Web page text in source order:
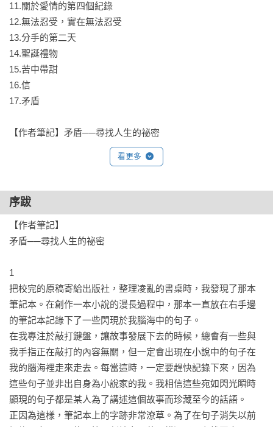
11.關於愛情的第四個紀錄
12.無法忍受，實在無法忍受
13.分手的第二天
14.聖誕禮物
15.苦中帶甜
16.信
17.矛盾
【作者筆記】矛盾──尋找人生的祕密
看更多
序跋
【作者筆記】
矛盾──尋找人生的祕密
1
把校完的原稿寄給出版社，整理凌亂的書桌時，我發現了那本
筆記本。在創作一本小說的漫長過程中，那本一直放在右手邊
的筆記本記錄下了一些閃現於我腦海中的句子。
在我專注於敲打鍵盤，讓故事發展下去的時候，總會有一些與
我手指正在敲打的內容無關，但一定會出現在小說中的句子在
我的腦海裡走來走去。每當這時，一定要趕快記錄下來，因為
這些句子並非出自身為小說家的我。我相信這些宛如閃光瞬時
顯現的句子都是某人為了講述這個故事而珍藏至今的話語。
正因為這樣，筆記本上的字跡非常潦草。為了在句子消失以前